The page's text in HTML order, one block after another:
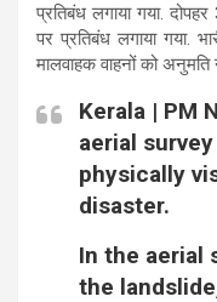
प्रतिबंध लगाया गया.
पर प्रतिबंध लगाया गया.
मालवाहक वाहनों को अनुमति
Kerala | PM
aerial
physically
disaster.
In the aerial
the